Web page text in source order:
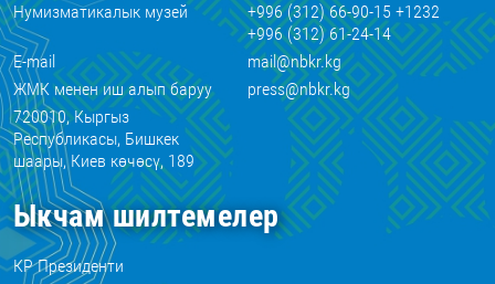
Нумизматикалык музей
+996 (312) 66-90-15 +1232
+996 (312) 61-24-14
E-mail
mail@nbkr.kg
ЖМК менен иш алып баруу
press@nbkr.kg
720010, Кыргыз
Республикасы, Бишкек
шаары, Киев көчөсү, 189
Ыкчам шилтемелер
КР Президенти